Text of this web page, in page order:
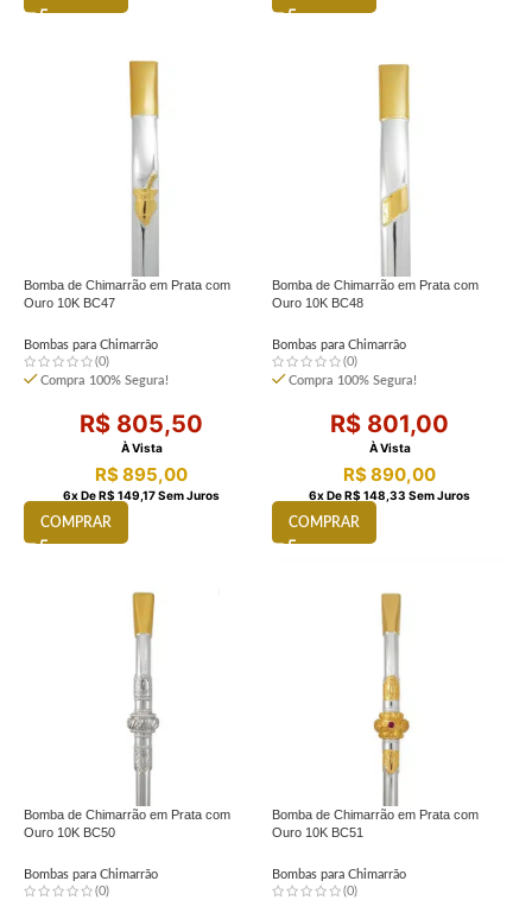
Bomba de Chimarrão em Prata com
Ouro 10K BC47
Bombas para Chimarrão
(0)
Compra 100% Segura!
R$ 805,50
À Vista
R$895,00
6X DeR$ 149,17Sem Juros
COMPRAR
Bomba de Chimarrão em Prata com
Ouro 10K BC48
Bombas para Chimarrão
(0)
Compra 100% Segura!
R$ 801,00
À Vista
R$890,00
6X DeR$ 148,33 Sem Juros
COMPRAR
Bomba de Chimarrão em Prata com
Ouro 10K BC50
Bombas para Chimarrão
(0)
Bomba de Chimarrão em Prata com
Ouro 10K BC51
Bombas para Chimarrão
(0)